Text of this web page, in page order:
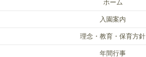
ホーム
入園案内
理念・教育・保育方針
年間行事